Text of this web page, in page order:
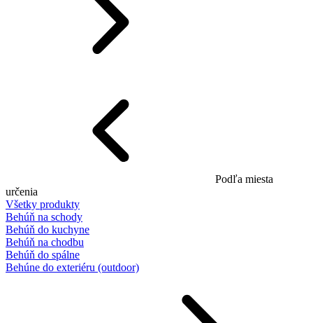
Podľa miesta
určenia
Všetky produkty
Behúň na schody
Behúň do kuchyne
Behúň na chodbu
Behúň do spálne
Behúne do exteriéru (outdoor)